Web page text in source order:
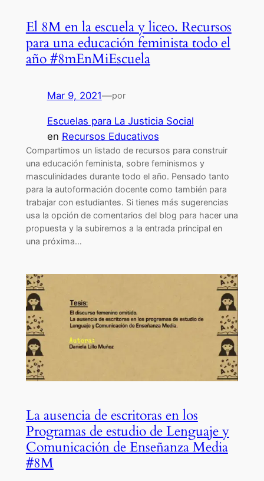
El 8M en la escuela y liceo. Recursos
para una educación feminista todo el
año #8mEnMiEscuela
Mar 9, 2021—por
Escuelas para La Justicia Social
en Recursos Educativos
Compartimos un listado de recursos para construir
una educación feminista, sobre feminismos y
masculinidades durante todo el año. Pensado tanto
para la autoformación docente como también para
trabajar con estudiantes. Si tienes más sugerencias
usa la opción de comentarios del blog para hacer una
propuesta y la subiremos a la entrada principal en
una próxima…
La ausencia de escritoras en los
Programas de estudio de Lenguaje y
Comunicación de Enseñanza Media
#8M